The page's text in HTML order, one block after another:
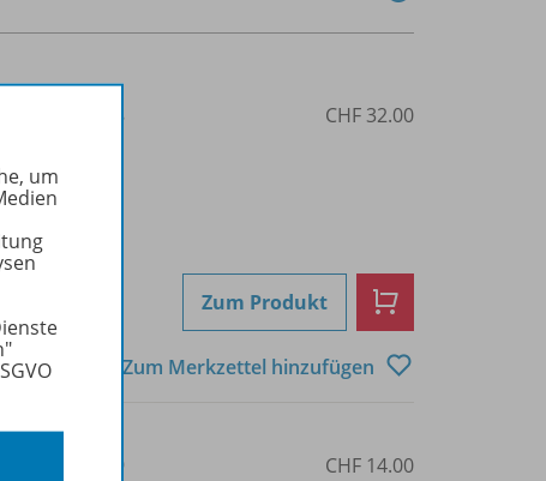
3-14-112635-8 CHF 32.00
Zum Produkt
Zum Merkzettel hinzufügen
3-14-112638-9 CHF 14.00
um